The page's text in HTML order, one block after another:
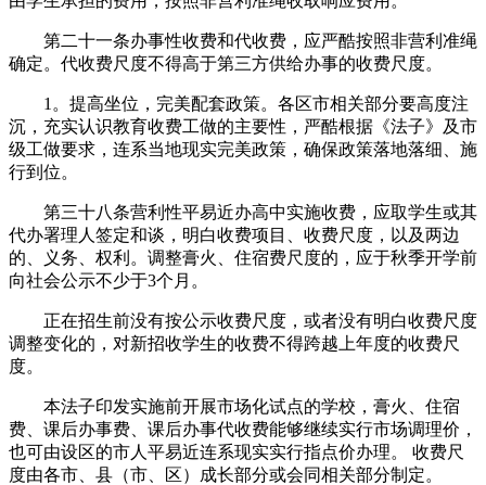
第二十一条办事性收费和代收费，应严酷按照非营利准绳
确定。代收费尺度不得高于第三方供给办事的收费尺度。
1。提高坐位，完美配套政策。各区市相关部分要高度注
沉，充实认识教育收费工做的主要性，严酷根据《法子》及市
级工做要求，连系当地现实完美政策，确保政策落地落细、施
行到位。
第三十八条营利性平易近办高中实施收费，应取学生或其
代办署理人签定和谈，明白收费项目、收费尺度，以及两边
的、义务、权利。调整膏火、住宿费尺度的，应于秋季开学前
向社会公示不少于3个月。
正在招生前没有按公示收费尺度，或者没有明白收费尺度
调整变化的，对新招收学生的收费不得跨越上年度的收费尺
度。
本法子印发实施前开展市场化试点的学校，膏火、住宿
费、课后办事费、课后办事代收费能够继续实行市场调理价，
也可由设区的市人平易近连系现实实行指点价办理。 收费尺
度由各市、县（市、区）成长部分或会同相关部分制定。